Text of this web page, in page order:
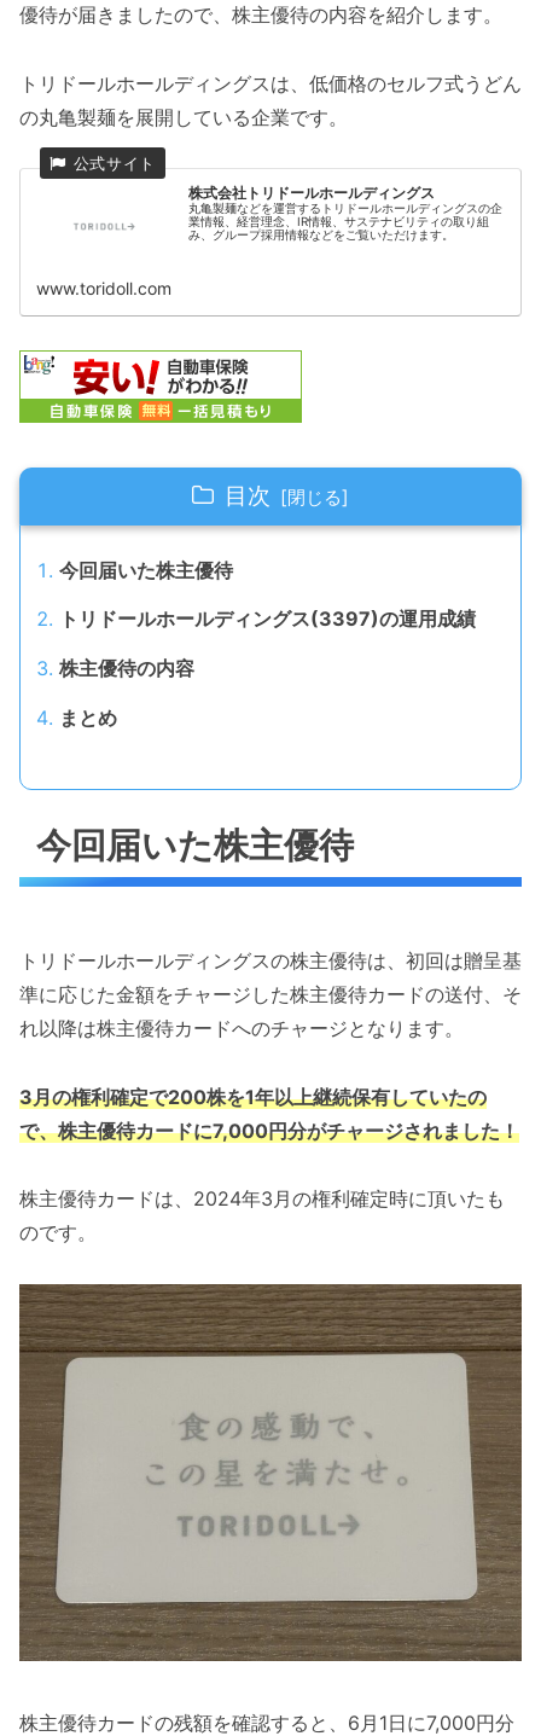
優待が届きましたので、株主優待の内容を紹介します。
トリドールホールディングスは、低価格のセルフ式うどん
の丸亀製麺を展開している企業です。
株式会社トリドールホールディングス
丸亀製麺などを運営するトリドールホールディングスの企
業情報、経営理念、IR情報、サステナビリティの取り組
み、グループ採用情報などをご覧いただけます。
www.toridoll.com
目次
今回届いた株主優待
トリドールホールディングス(3397)の運用成績
株主優待の内容
まとめ
今回届いた株主優待
トリドールホールディングスの株主優待は、初回は贈呈基
準に応じた金額をチャージした株主優待カードの送付、そ
れ以降は株主優待カードへのチャージとなります。
3月の権利確定で200株を1年以上継続保有していたの
で、株主優待カードに7,000円分がチャージされました！
株主優待カードは、2024年3月の権利確定時に頂いたも
のです。
株主優待カードの残額を確認すると、6月1日に7,000円分